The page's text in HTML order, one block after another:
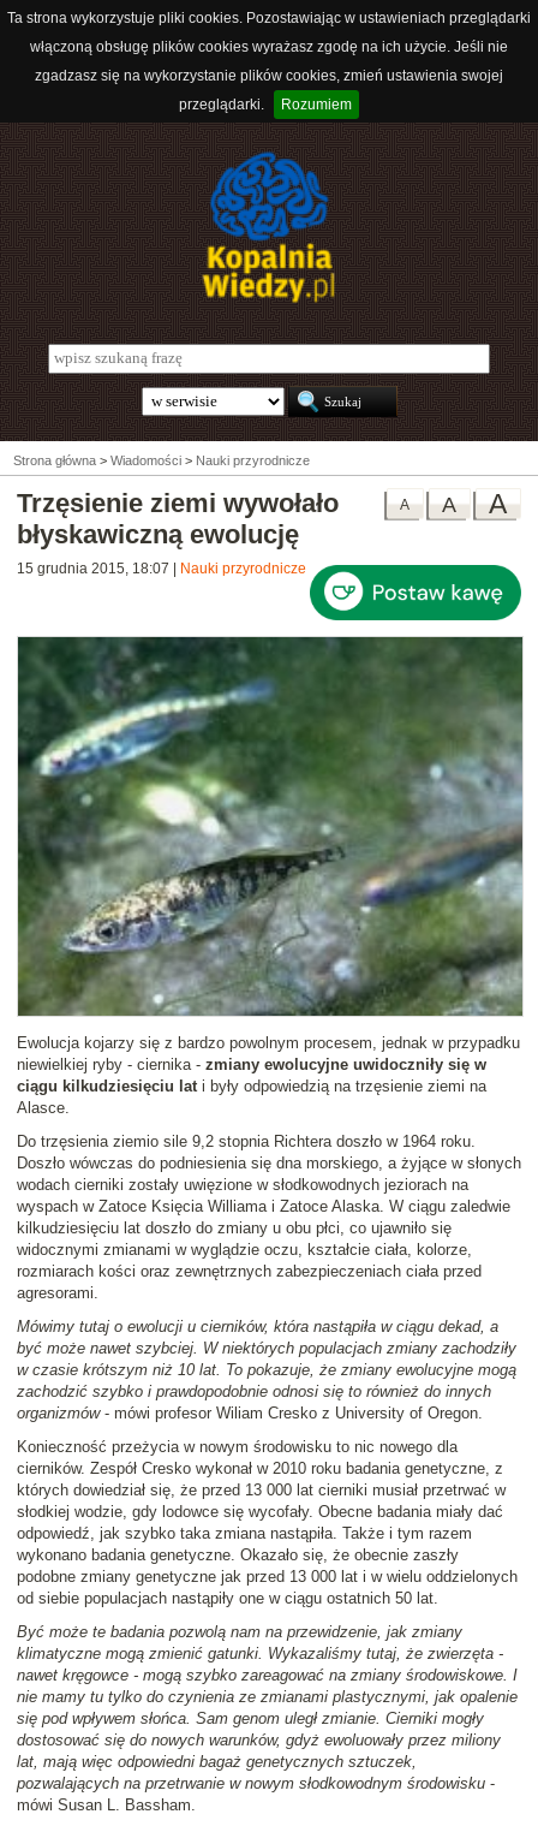
Ta strona wykorzystuje pliki cookies. Pozostawiając w ustawieniach przeglądarki
włączoną obsługę plików cookies wyrażasz zgodę na ich użycie. Jeśli nie
zgadzasz się na wykorzystanie plików cookies, zmień ustawienia swojej
przeglądarki.
Rozumiem
Strona główna > Wiadomości > Nauki przyrodnicze
A
A
A
Trzęsienie ziemi wywołało
błyskawiczną ewolucję
15 grudnia 2015, 18:07 Nauki przyrodnicze
Ewolucja kojarzy się z bardzo powolnym procesem, jednak w przypadku
niewielkiej ryby - ciernika - zmiany ewolucyjne uwidoczniły się w
ciągu kilkudziesięciu lati były odpowiedzią na trzęsienie ziemi na
Alasce.
Do trzęsienia ziemio sile 9,2 stopnia Richtera doszło w 1964 roku.
Doszło wówczas do podniesienia się dna morskiego, a żyjące w słonych
wodach cierniki zostały uwięzione w słodkowodnych jeziorach na
wyspach w Zatoce Księcia Williama i Zatoce Alaska. W ciągu zaledwie
kilkudziesięciu lat doszło do zmiany u obu płci, co ujawniło się
widocznymi zmianami w wyglądzie oczu, kształcie ciała, kolorze,
rozmiarach kości oraz zewnętrznych zabezpieczeniach ciała przed
agresorami.
Mówimy tutaj o ewolucji u cierników, która nastąpiła w ciągu dekad, a
być może nawet szybciej. W niektórych populacjach zmiany zachodziły
w czasie krótszym niż 10 lat. To pokazuje, że zmiany ewolucyjne mogą
zachodzić szybko i prawdopodobnie odnosi się to również do innych
organizmów- mówi profesor Wiliam Cresko z University of Oregon.
Konieczność przeżycia w nowym środowisku to nic nowego dla
cierników. Zespół Cresko wykonał w 2010 roku badania genetyczne, z
których dowiedział się, że przed 13 000 lat cierniki musiał przetrwać w
słodkiej wodzie, gdy lodowce się wycofały. Obecne badania miały dać
odpowiedź, jak szybko taka zmiana nastąpiła. Także i tym razem
wykonano badania genetyczne. Okazało się, że obecnie zaszły
podobne zmiany genetyczne jak przed 13 000 lat i w wielu oddzielonych
od siebie populacjach nastąpiły one w ciągu ostatnich 50 lat.
Być może te badania pozwolą nam na przewidzenie, jak zmiany
klimatyczne mogą zmienić gatunki. Wykazaliśmy tutaj, że zwierzęta -
nawet kręgowce - mogą szybko zareagować na zmiany środowiskowe. I
nie mamy tu tylko do czynienia ze zmianami plastycznymi, jak opalenie
się pod wpływem słońca. Sam genom uległ zmianie. Cierniki mogły
dostosować się do nowych warunków, gdyż ewoluowały przez miliony
lat, mają więc odpowiedni bagaż genetycznych sztuczek,
pozwalających na przetrwanie w nowym słodkowodnym środowisku -
mówi Susan L. Bassham.